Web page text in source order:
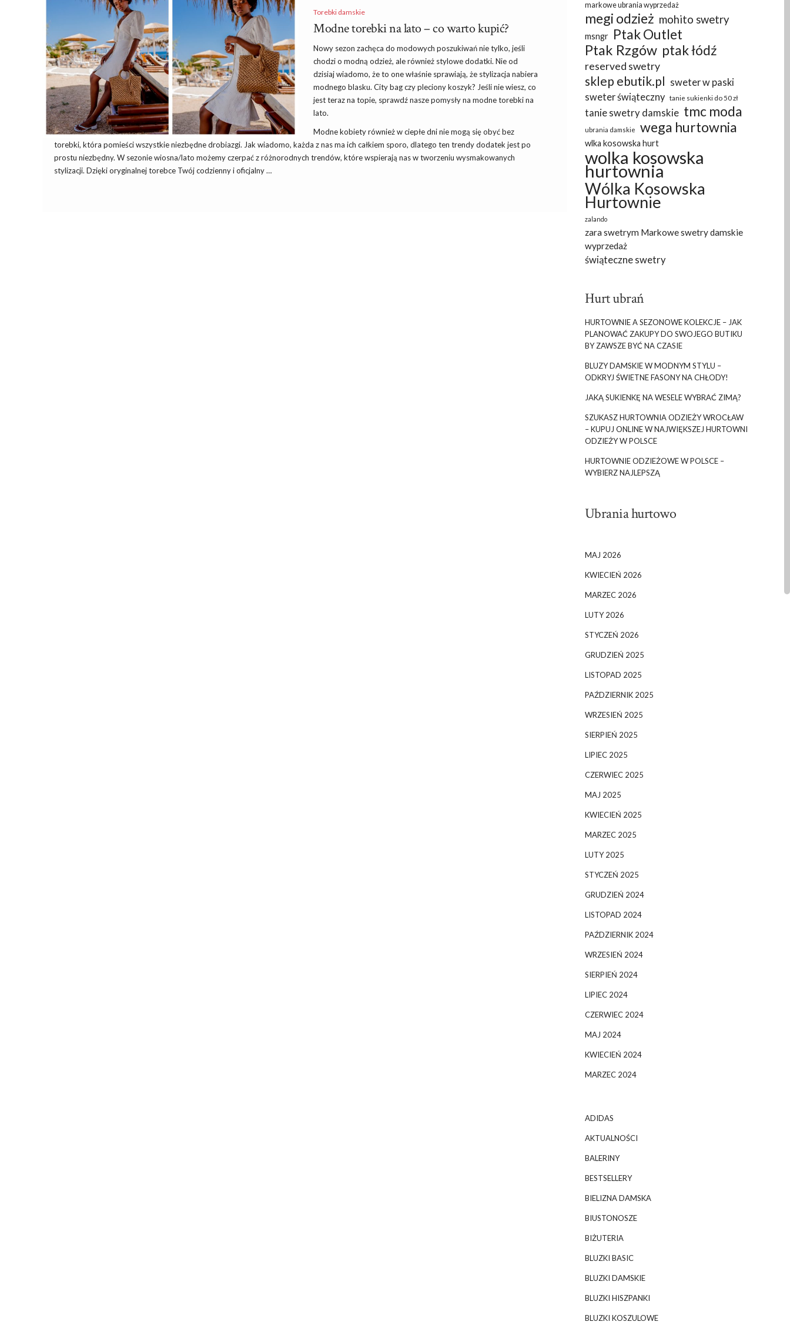
Torebki damskie
Modne torebki na lato – co warto kupić?
Nowy sezon zachęca do modowych poszukiwań nie tylko, jeśli
chodzi o modną odzież, ale również stylowe dodatki. Nie od
dzisiaj wiadomo, że to one właśnie sprawiają, że stylizacja nabiera
modnego blasku. City bag czy pleciony koszyk? Jeśli nie wiesz, co
jest teraz na topie, sprawdź nasze pomysły na modne torebki na
lato.
Modne kobiety również w ciepłe dni nie mogą się obyć bez
torebki, która pomieści wszystkie niezbędne drobiazgi. Jak wiadomo, każda z nas ma ich całkiem sporo, dlatego ten trendy dodatek jest po
prostu niezbędny. W sezonie wiosna/lato możemy czerpać z różnorodnych trendów, które wspierają nas w tworzeniu wysmakowanych
stylizacji. Dzięki oryginalnej torebce Twój codzienny i oficjalny …
markowe ubrania wyprzedaż
megi odzież mohito swetry
msngr Ptak Outlet
Ptak Rzgów ptak łódź
reserved swetry
sklep ebutik.pl sweter w paski
sweter świąteczny
tanie sukienki do 50 zł
tanie swetry damskie tmc moda
ubrania damskie wega hurtownia
wlka kosowska hurt
wolka kosowska
hurtownia
Wólka Kosowska
Hurtownie
zalando
zara swetrym Markowe swetry damskie
wyprzedaż
świąteczne swetry
Hurt ubrań
HURTOWNIE A SEZONOWE KOLEKCJE – JAK
PLANOWAĆ ZAKUPY DO SWOJEGO BUTIKU
BY ZAWSZE BYĆ NA CZASIE
BLUZY DAMSKIE W MODNYM STYLU –
ODKRYJ ŚWIETNE FASONY NA CHŁODY!
JAKĄ SUKIENKĘ NA WESELE WYBRAĆ ZIMĄ?
SZUKASZ HURTOWNIA ODZIEŻY WROCŁAW
– KUPUJ ONLINE W NAJWIĘKSZEJ HURTOWNI
ODZIEŻY W POLSCE
HURTOWNIE ODZIEŻOWE W POLSCE –
WYBIERZ NAJLEPSZĄ
Ubrania hurtowo
MAJ 2026
KWIECIEŃ 2026
MARZEC 2026
LUTY 2026
STYCZEŃ 2026
GRUDZIEŃ 2025
LISTOPAD 2025
PAŹDZIERNIK 2025
WRZESIEŃ 2025
SIERPIEŃ 2025
LIPIEC 2025
CZERWIEC 2025
MAJ 2025
KWIECIEŃ 2025
MARZEC 2025
LUTY 2025
STYCZEŃ 2025
GRUDZIEŃ 2024
LISTOPAD 2024
PAŹDZIERNIK 2024
WRZESIEŃ 2024
SIERPIEŃ 2024
LIPIEC 2024
CZERWIEC 2024
MAJ 2024
KWIECIEŃ 2024
MARZEC 2024
ADIDAS
AKTUALNOŚCI
BALERINY
BESTSELLERY
BIELIZNA DAMSKA
BIUSTONOSZE
BIŻUTERIA
BLUZKI BASIC
BLUZKI DAMSKIE
BLUZKI HISZPANKI
BLUZKI KOSZULOWE